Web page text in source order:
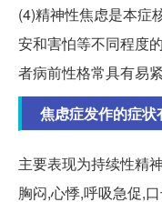
(4)精神性焦虑是本症
安和害怕等不同程度
者病前性格常具有易紧
焦虑症发作的症状
主要表现为持续性精
胸闷,心悸,呼吸急促,